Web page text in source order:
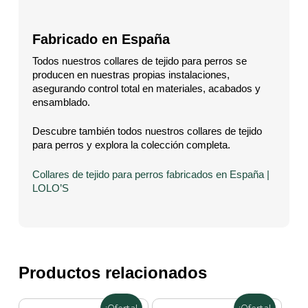
Fabricado en España
Todos nuestros collares de tejido para perros se
producen en nuestras propias instalaciones,
asegurando control total en materiales, acabados y
ensamblado.
Descubre también todos nuestros collares de tejido
para perros y explora la colección completa.
Collares de tejido para perros fabricados en España |
LOLO’S
Productos relacionados